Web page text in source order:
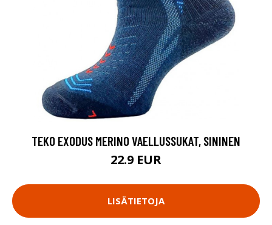
TEKO EXODUS MERINO VAELLUSSUKAT, SININEN
22.9 EUR
LISÄTIETOJA